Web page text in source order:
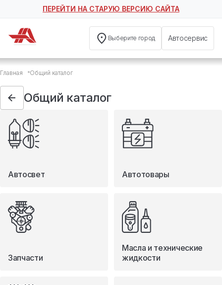
ПЕРЕЙТИ НА СТАРУЮ ВЕРСИЮ САЙТА
Выберите город Автосервис
Общий каталог
Автосвет
Автотовары
Запчасти
Масла и технические жидкости
Мототовары
Туризм
Главная Общий каталог
Общий каталог
Автосвет Автотовары
Запчасти
Масла и технические
жидкости